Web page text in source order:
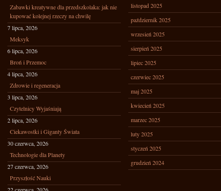
Zabawki kreatywne dla przedszkolaka: jak nie
kupować kolejnej rzeczy na chwilę
7 lipca, 2026
Meksyk
6 lipca, 2026
Broń i Przemoc
4 lipca, 2026
Zdrowie i regeneracja
3 lipca, 2026
Czytelnicy Wyjaśniają
2 lipca, 2026
Ciekawostki i Giganty Świata
30 czerwca, 2026
Technologie dla Planety
27 czerwca, 2026
Przyszłość Nauki
listopad 2025
październik 2025
wrzesień 2025
sierpień 2025
lipiec 2025
czerwiec 2025
maj 2025
kwiecień 2025
marzec 2025
luty 2025
styczeń 2025
grudzień 2024